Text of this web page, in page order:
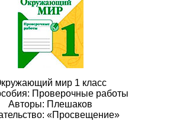
мир 1 класс
Проверочные работы
Авторы: Плешаков
«Просвещение»